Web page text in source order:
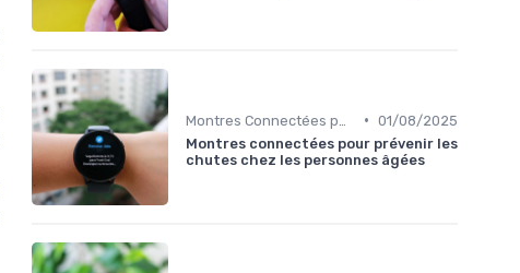
• 01/08/2025
Montres connectées pour prévenir les
chutes chez les personnes âgées